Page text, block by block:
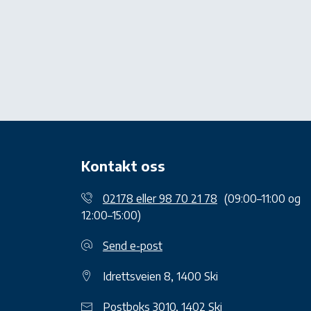
Kontakt oss
02178 eller 98 70 21 78 (09:00–11:00 og
12:00–15:00)
Send e-post
Idrettsveien 8, 1400 Ski
Postboks 3010, 1402 Ski